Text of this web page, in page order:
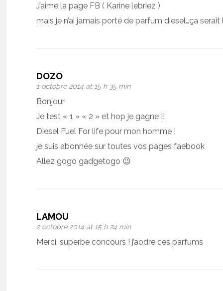
J’aime la page FB ( Karine lebriez )
mais je n’ai jamais porté de parfum diesel…ça
DOZO
1 octobre 2014 at 15 h 35 min
Bonjour
Je test « 1 » « 2 » et hop je gagne !!
Diesel Fuel For life pour mon homme !
je suis abonnée sur toutes vos pages faebook
Allez gogo gadgetogo 😉
LAMOU
2 octobre 2014 at 15 h 24 min
Merci, superbe concours ! j’aodre ces parfums